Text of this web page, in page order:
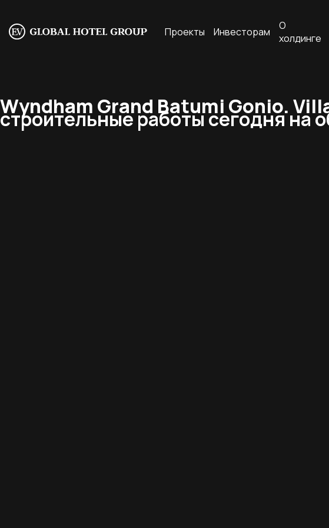
Проекты Инвесторам
О
холдинге
Wyndham Grand Batumi Gonio.
строительные работы сегодня на